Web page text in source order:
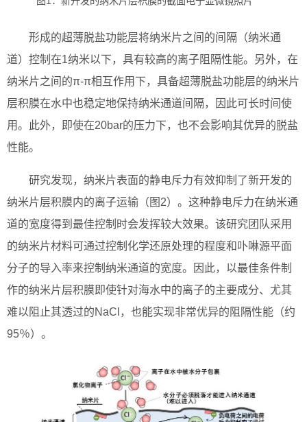
形成的超薄脱盐功能层将纳米片之间的间隔（纳米通
道）控制在1纳米以下，具有较高的离子阻隔性能。另外，在
纳米片之间的π-π相互作用下，具备超薄脱盐功能层的纳米片
层积膜在水中也稳定地保持纳米通道间隔，因此可长时间使
用。此外，即使在20bar的压力下，也不会影响其优异的脱盐
性能。
研究发现，纳米片表面的静电斥力有效抑制了新开发的
纳米片层积膜内的离子运输（图2）。这种静电斥力在纳米通
道的宽度得到最佳控制时会发挥较大效果。该研究团队采用
的纳米片材料可通过控制化学还原处理的程度和卟啉源平面
分子的导入率来控制纳米通道的宽度。因此，以最佳条件制
作的纳米片层积膜即使针对海水中的离子的主要成分、尤其
难以阻止其透过的NaCl，也能实现非常优异的阻隔性能（约
95％）。